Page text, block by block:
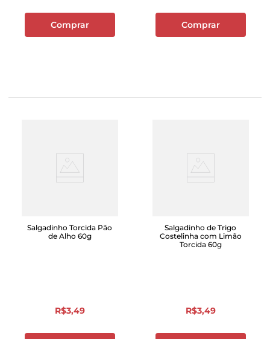
Comprar Comprar
Salgadinho Torcida Pão
de Alho 60g
R$3,49
Salgadinho de Trigo
Costelinha com Limão
Torcida 60g
R$3,49